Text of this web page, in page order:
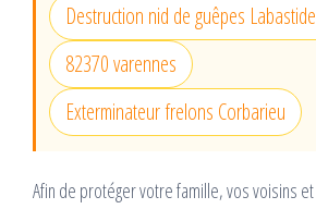
Destruction nid de guêpes
82370 varennes
Exterminateur frelons Corbarieu
Afin de protéger votre famille, vos voisins